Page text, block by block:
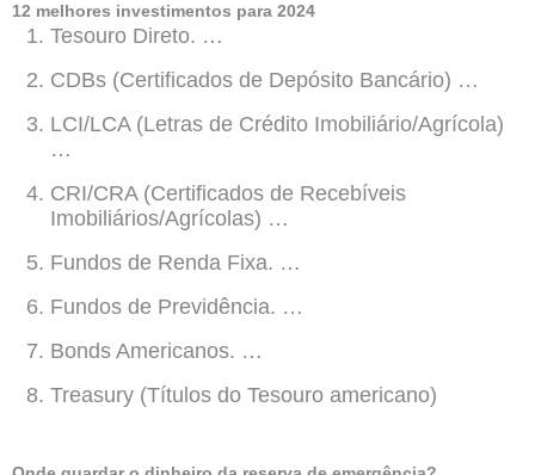
12 melhores investimentos para 2024
Tesouro Direto. …
CDBs (Certificados de Depósito Bancário) …
LCI/LCA (Letras de Crédito Imobiliário/Agrícola)
…
CRI/CRA (Certificados de Recebíveis
Imobiliários/Agrícolas) …
Fundos de Renda Fixa. …
Fundos de Previdência. …
Bonds Americanos. …
Treasury (Títulos do Tesouro americano)